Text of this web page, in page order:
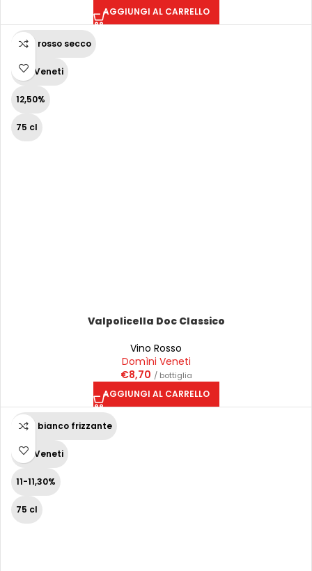
AGGIUNGI AL CARRELLO
Vino rosso secco
Vini Veneti
12,50%
75 cl
Valpolicella Doc Classico
Vino Rosso
Domìni Veneti
€8,70 / bottiglia
AGGIUNGI AL CARRELLO
Vino bianco frizzante
Vini Veneti
11-11,30%
75 cl